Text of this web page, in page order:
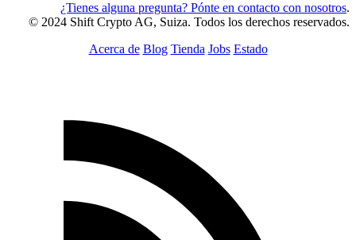
¿Tienes alguna pregunta? Pónte en contacto con nosotros.
© 2024 Shift Crypto AG, Suiza. Todos los derechos reservados.
Acerca de Blog Tienda Jobs Estado